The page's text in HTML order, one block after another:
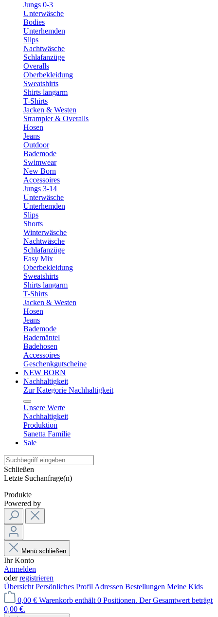
Jungs 0-3
Unterwäsche
Bodies
Unterhemden
Slips
Nachtwäsche
Schlafanzüge
Overalls
Oberbekleidung
Sweatshirts
Shirts langarm
T-Shirts
Jacken & Westen
Strampler & Overalls
Hosen
Jeans
Outdoor
Bademode
Swimwear
New Born
Accessoires
Jungs 3-14
Unterwäsche
Unterhemden
Slips
Shorts
Winterwäsche
Nachtwäsche
Schlafanzüge
Easy Mix
Oberbekleidung
Sweatshirts
Shirts langarm
T-Shirts
Jacken & Westen
Hosen
Jeans
Bademode
Bademäntel
Badehosen
Accessoires
Geschenkgutscheine
NEW BORN
Nachhaltigkeit
Zur Kategorie Nachhaltigkeit
Unsere Werte
Nachhaltigkeit
Produktion
Sanetta Familie
Sale
Schließen
Letzte Suchanfrage(n)
Produkte
Powered by
Menü schließen
Ihr Konto
Anmelden
oderregistrieren
Übersicht Persönliches Profil Adressen Bestellungen Meine Kids
0,00 € Warenkorb enthält 0 Positionen. Der Gesamtwert beträgt
0,00 €.